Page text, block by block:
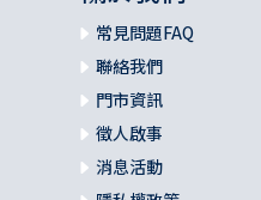
常見問題FAQ
聯絡我們
門市資訊
徵人啟事
消息活動